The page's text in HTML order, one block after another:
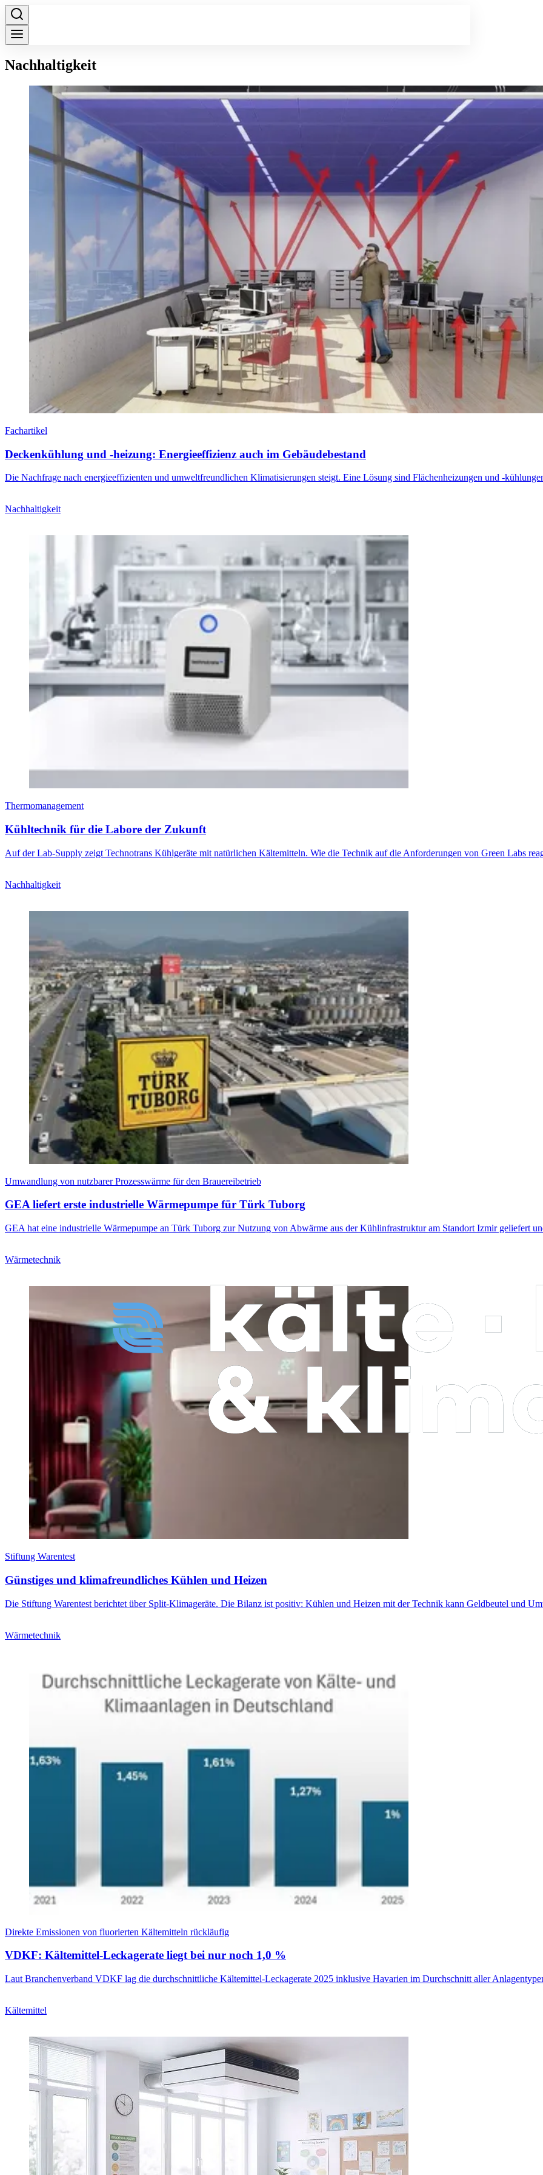
Nachhaltigkeit
Fachartikel
Deckenkühlung und -heizung: Energieeffizienz auch im Gebäudebestand
Die Nachfrage nach energieeffizienten und umweltfreundlichen Klimatisierungen steigt. Eine Lösung sind Flächenheizungen und -
Nachhaltigkeit
Thermomanagement
Kühltechnik für die Labore der Zukunft
Auf der Lab-Supply zeigt Technotrans Kühlgeräte mit natürlichen Kältemitteln. Wie die Technik auf die Anforderungen von Green Labs
Nachhaltigkeit
Umwandlung von nutzbarer Prozesswärme für den Brauereibetrieb
GEA liefert erste industrielle Wärmepumpe für Türk Tuborg
GEA hat eine industrielle Wärmepumpe an Türk Tuborg zur Nutzung von Abwärme aus der Kühlinfrastruktur am Standort Izmir geliefert
Wärmetechnik
Stiftung Warentest
Günstiges und klimafreundliches Kühlen und Heizen
Die Stiftung Warentest berichtet über Split-Klimageräte. Die Bilanz ist positiv: Kühlen und Heizen mit der Technik kann Geldbeutel und
Wärmetechnik
Direkte Emissionen von fluorierten Kältemitteln rückläufig
VDKF: Kältemittel-Leckagerate liegt bei nur noch 1,0 %
Laut Branchenverband VDKF lag die durchschnittliche Kältemittel-Leckagerate 2025 inklusive Havarien im Durchschnitt aller
Kältemittel